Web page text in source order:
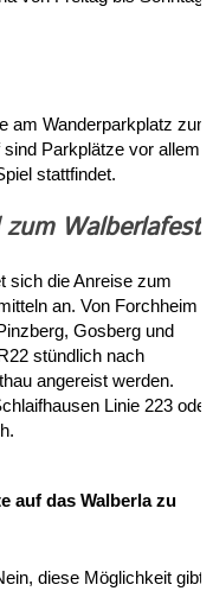
am Wanderparkplatz zum
Parkplätze vor allem
stattfindet.
Walberlafest
sich die Anreise zum
an. Von Forchheim
Gosberg und
stündlich nach
angereist werden.
Linie 223 oder
auf das Walberla zu
diese Möglichkeit gibt